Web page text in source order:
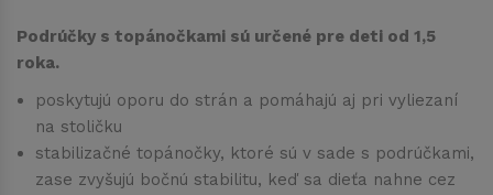
Podrúčky s topánočkami sú určené pre deti od 1,5
roka.
poskytujú oporu do strán a pomáhajú aj pri vyliezaní
na stoličku
stabilizačné topánočky, ktoré sú v sade s podrúčkami,
zase zvyšujú bočnú stabilitu, keď sa dieťa nahne cez